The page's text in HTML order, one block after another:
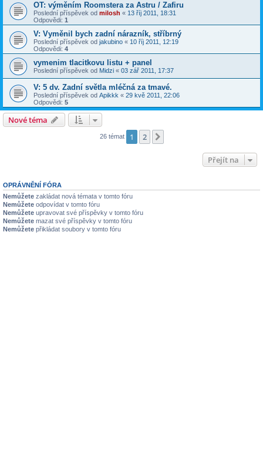
OT: výměním Roomstera za Astru / Zafiru
Poslední příspěvek od milosh « 13 říj 2011, 18:31
Odpovědi: 1
V: Vyměnil bych zadní nárazník, stříbrný
Poslední příspěvek od jakubino « 10 říj 2011, 12:19
Odpovědi: 4
vymenim tlacitkovu listu + panel
Poslední příspěvek od Midzi « 03 zář 2011, 17:37
V: 5 dv. Zadní světla mléčná za tmavé.
Poslední příspěvek od Apikkk « 29 kvě 2011, 22:06
Odpovědi: 5
Nové téma
26 témat 1 2
Přejít na
OPRÁVNĚNÍ FÓRA
Nemůžete zakládat nová témata v tomto fóru
Nemůžete odpovídat v tomto fóru
Nemůžete upravovat své příspěvky v tomto fóru
Nemůžete mazat své příspěvky v tomto fóru
Nemůžete přikládat soubory v tomto fóru